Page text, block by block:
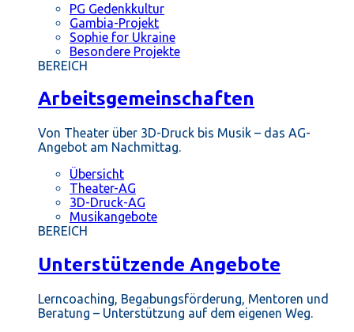
PG Gedenkkultur
Gambia-Projekt
Sophie for Ukraine
Besondere Projekte
BEREICH
Arbeitsgemeinschaften
Von Theater über 3D-Druck bis Musik – das AG-
Angebot am Nachmittag.
Übersicht
Theater-AG
3D-Druck-AG
Musikangebote
BEREICH
Unterstützende Angebote
Lerncoaching, Begabungsförderung, Mentoren und
Beratung – Unterstützung auf dem eigenen Weg.